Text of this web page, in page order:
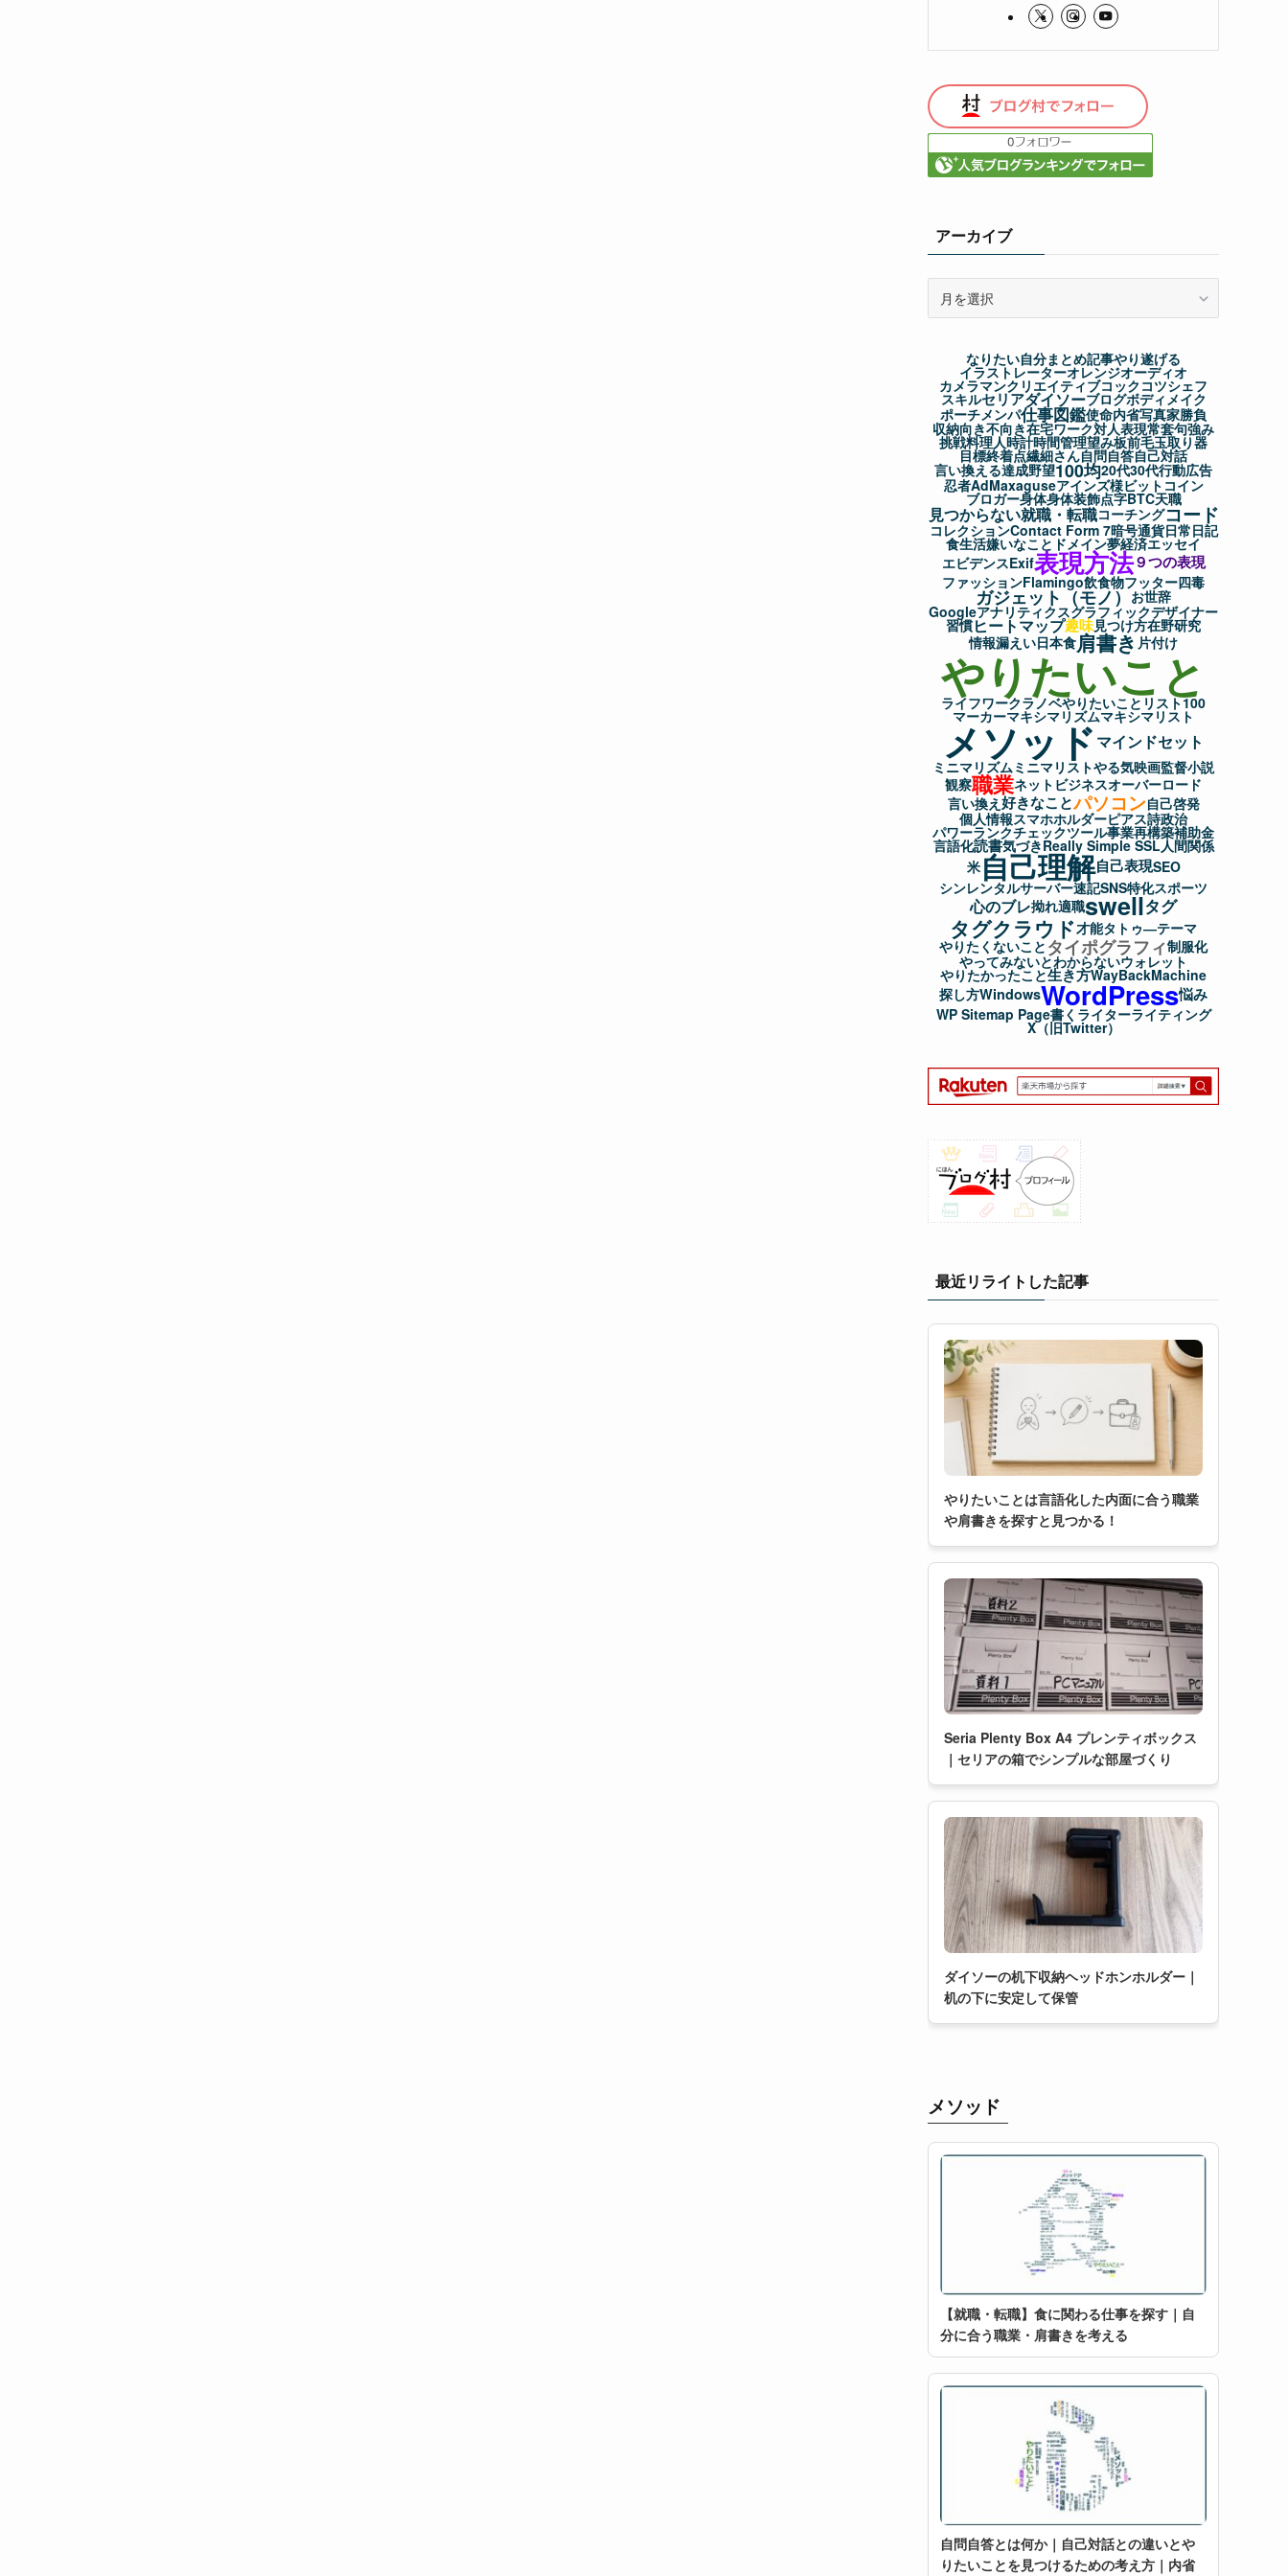
アーカイブ
なりたい自分まとめ記事やり遂げる
イラストレーターオレンジオーディオ
カメラマンクリエイティブコック コツシェフ
スキルセリアダイソーブログボディメイク
ポーチメンパ仕事図鑑使命内省写真家勝負
収納向き不向き在宅ワーク対人表現常套句強み
挑戦料理人時計時間管理望み板前毛玉取り器
目標終着点繊細さん自問自答自己対話
言い換える達成野望100均20代30代行動広告
忍者AdMaxaguseアインズ様ビットコイン
ブロガー身体身体装飾点字BTC天職
見つからない就職・転職コーチングコード
コレクションContact Form 7暗号通貨日常日記
食生活嫌いなこと ドメイン夢経済エッセイ
エビデンスExif表現方法９つの表現
ファッションFlamingo飲食物フッター四毒
ガジェット（モノ）お世辞
Googleアナリティクスグラフィックデザイナー
習慣ヒートマップ趣味見つけ方在野研究
情報漏えい日本食肩書き片付け
やりたいこと
ライフワークラノベやりたいことリスト100
マーカーマキシマリズムマキシマリスト
メソッド マインドセット
ミニマリズム ミニマリストやる気映画監督小説
観察職業ネットビジネスオーバーロード
言い換え 好きなことパソコン自己啓発
個人情報スマホホルダーピアス詩政治
パワーランクチェックツール事業再構築補助金
言語化読書気づきReally Simple SSL人間関係
米自己理解自己表現SEO
シンレンタルサーバー速記SNS特化スポーツ
心のブレ拗れ適職swellタグ
タグクラウド才能タトゥ―テーマ
やりたくないこと タイポグラフィ制服化
やってみないとわからないウォレット
やりたかったこと生き方WayBackMachine
探し方WindowsWordPress悩み
WP Sitemap Page書く ライターライティング
X（旧Twitter）
最近リライトした記事
やりたいことは言語化した内面に合う職業
や肩書きを探すと見つかる！
Seria Plenty Box A4 プレンティボックス
｜セリアの箱でシンプルな部屋づくり
ダイソーの机下収納ヘッドホンホルダー｜
机の下に安定して保管
メソッド
【就職・転職】食に関わる仕事を探す｜自
分に合う職業・肩書きを考える
自問自答とは何か｜自己対話との違いとや
りたいことを見つけるための考え方｜内省